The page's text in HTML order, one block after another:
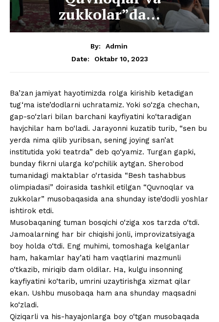
zukkolar”da…
By:
Admin
Date:
Oktabr 10, 2023
Ba’zan jamiyat hayotimizda rolga kirishib ketadigan
tug‘ma iste’dodlarni uchratamiz. Yoki so‘zga chechan,
gap-so‘zlari bilan barchani kayfiyatini ko‘taradigan
havjchilar ham bo‘ladi. Jarayonni kuzatib turib, “sen bu
yerda nima qilib yuribsan, sening joying san’at
institutida yoki teatrda” deb qo‘yamiz. Turgan gapki,
bunday fikrni ularga ko‘pchilik aytgan. Sherobod
tumanidagi maktablar o‘rtasida “Besh tashabbus
olimpiadasi” doirasida tashkil etilgan “Quvnoqlar va
zukkolar” musobaqasida ana shunday iste’dodli yoshlar
ishtirok etdi.
Musobaqaning tuman bosqichi o‘ziga xos tarzda o‘tdi.
Jamoalarning har bir chiqishi jonli, improvizatsiyaga
boy holda o‘tdi. Eng muhimi, tomoshaga kelganlar
ham, hakamlar hay’ati ham vaqtlarini mazmunli
o‘tkazib, miriqib dam oldilar. Ha, kulgu insonning
kayfiyatini ko‘tarib, umrini uzaytirishga xizmat qilar
ekan. Ushbu musobaqa ham ana shunday maqsadni
ko‘zladi.
Qiziqarli va his-hayajonlarga boy o‘tgan musobaqada